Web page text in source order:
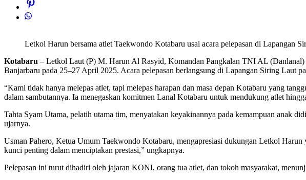
Letkol Harun bersama atlet Taekwondo Kotabaru usai acara pelepasan di Lapangan
Kotabaru – Letkol Laut (P) M. Harun Al Rasyid, Komandan Pangkalan TNI AL
Banjarbaru pada 25–27 April 2025. Acara pelepasan berlangsung di Lapangan Siring Laut
“Kami tidak hanya melepas atlet, tapi melepas harapan dan masa depan Kotabaru yang
dalam sambutannya. Ia menegaskan komitmen Lanal Kotabaru untuk mendukung atlet
Tahta Syam Utama, pelatih utama tim, menyatakan keyakinannya pada kemampuan anak
ujarnya.
Usman Pahero, Ketua Umum Taekwondo Kotabaru, mengapresiasi dukungan Letkol
kunci penting dalam menciptakan prestasi,” ungkapnya.
Pelepasan ini turut dihadiri oleh jajaran KONI, orang tua atlet, dan tokoh masyarakat,